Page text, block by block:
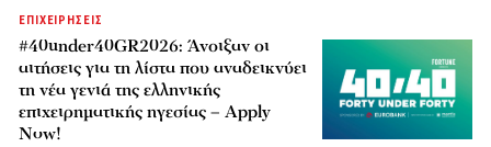
ΕΠΙΧΕΙΡΗΣΕΙΣ
#40under40GR2026: Άνοιξαν οι
αιτήσεις για τη λίστα που αναδεικνύει
τη νέα γενιά της ελληνικής
επιχειρηματικής ηγεσίας – Apply
Now!